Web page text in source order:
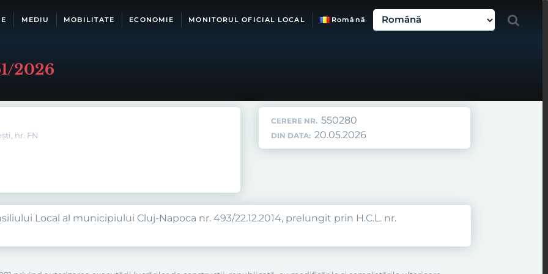
MEDIU MOBILITATE ECONOMIE MONITORUL OFICIAL LOCAL Română
2026
nr. FN
CERERE NR. 550280
DIN DATA: 20.05.2026
Local al municipiului Cluj-Napoca nr. 493/22.12.2014, prelungit prin H.C.L. nr.